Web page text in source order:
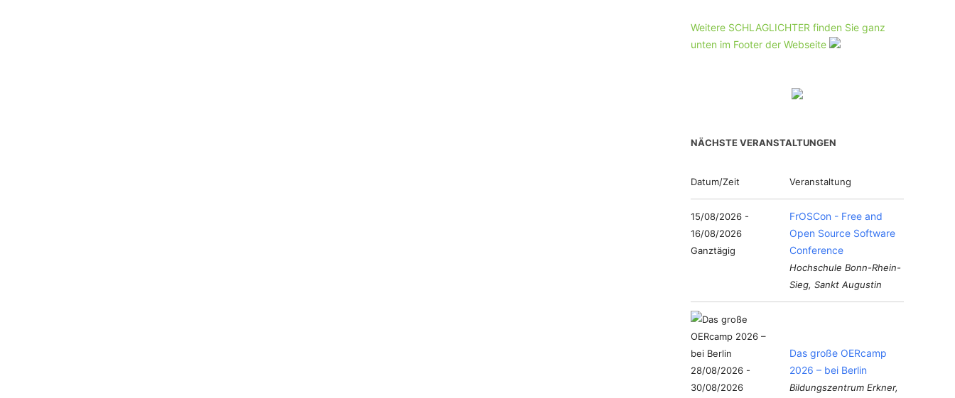
Weitere SCHLAGLICHTER finden Sie ganz
unten im Footer der Webseite
NÄCHSTE VERANSTALTUNGEN
Datum/Zeit Veranstaltung
15/08/2026 -
16/08/2026
Ganztägig
FrOSCon - Free and
Open Source Software
Conference
Hochschule Bonn-Rhein-
Sieg, Sankt Augustin
28/08/2026 -
30/08/2026
Das große OERcamp
2026 – bei Berlin
Bildungszentrum Erkner,